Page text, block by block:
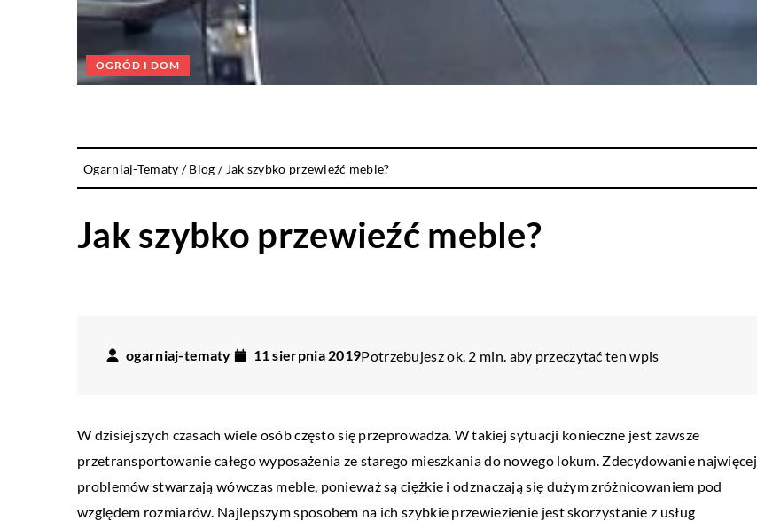
OGRÓD I DOM
Ogarniaj-Tematy /Blog / Jak szybko przewieźć meble?
Jak szybko przewieźć meble?
ogarniaj-tematy 11 sierpnia 2019Potrzebujesz ok. 2 min. aby przeczytać ten wpis
W dzisiejszych czasach wiele osób często się przeprowadza. W takiej sytuacji konieczne jest zawsze
przetransportowanie całego wyposażenia ze starego mieszkania do nowego lokum. Zdecydowanie najwięcej
problemów stwarzają wówczas meble, ponieważ są ciężkie i odznaczają się dużym zróżnicowaniem pod
względem rozmiarów. Najlepszym sposobem na ich szybkie przewiezienie jest skorzystanie z usług